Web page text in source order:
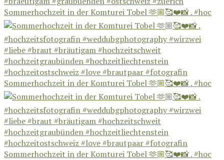
Sommerhochzeit in der Komturei Tobel 🫶🏼🥰❤️📸 . #hoc
Sommerhochzeit in der Komturei Tobel 🫶🏼🥰❤️📸 . #hoc
Sommerhochzeit in der Komturei Tobel 🫶🏼🥰❤️📸 . #hoc